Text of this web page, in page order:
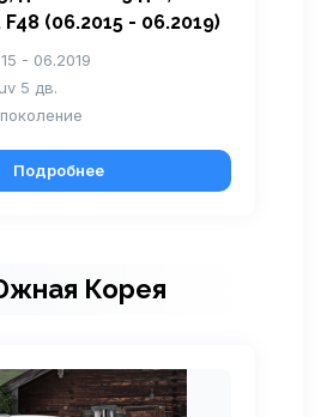
(06.2015 - 06.2019)
- 06.2019
5 дв.
Подробнее
Корея